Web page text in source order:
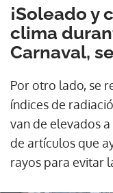
¡Soleado y
clima
Carnaval,
Por otro lado, se
índices de
van de elevados
de artículos que
rayos para evitar